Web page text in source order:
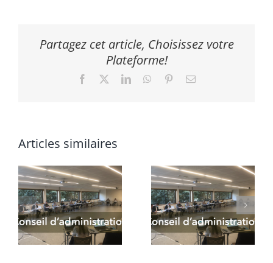
Partagez cet article, Choisissez votre
Plateforme!
Facebook LinkedInWhatsApp
PinterestEmail
Articles similaires